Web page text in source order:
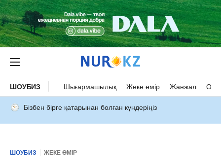
ШОУБИЗ Шығармашылық Жеке өмір Жанжал
Бізбен бірге қатарынан болған күндеріңіз
ШОУБИЗ ЖЕКЕ ӨМІР